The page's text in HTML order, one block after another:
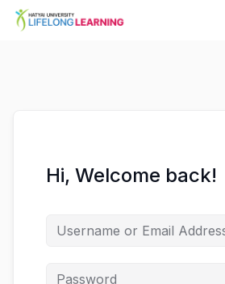
Hi, Welcome back!